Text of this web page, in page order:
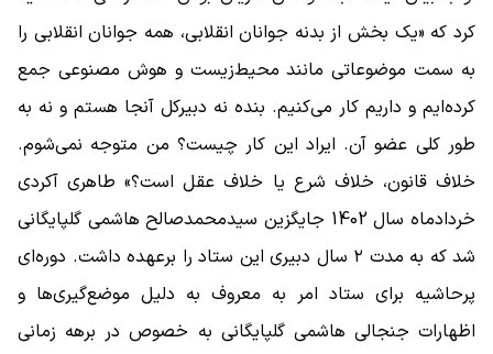
کرد که «یک بخش از بدنه جوانان انقلابی، همه جوانان انقلابی را
به ‌سمت موضوعاتی مانند محیط‌زیست و هوش مصنوعی جمع
کرده‌ایم و داریم کار می‌کنیم. بنده نه دبیرکل آنجا هستم و نه به
‌طور کلی عضو آن. ایراد این کار چیست؟ من متوجه نمی‌شوم.
خلاف قانون، خلاف شرع یا خلاف عقل است؟» طاهری آکردی
خردادماه سال 1402 جایگزین سیدمحمدصالح هاشمی گلپایگانی
شد که به مدت ۲ سال دبیری این ستاد را برعهده داشت. دوره‌ای
پرحاشیه برای ستاد امر به معروف به دلیل موضع‌گیری‌ها و
اظهارات جنجالی هاشمی گلپایگانی به خصوص در برهه زمانی